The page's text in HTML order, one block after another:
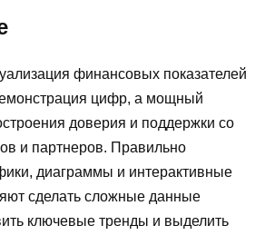
финансовых показателей
цифр, а мощный
доверия и поддержки со
и партнеров. Правильно
диаграммы и интерактивные
сделать сложные данные
ключевые тренды и выделить